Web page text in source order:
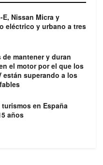
E, Nissan Micra y
eléctrico y urbano a tres
mantener y duran
el motor por el que los
están superando a los
en España
años